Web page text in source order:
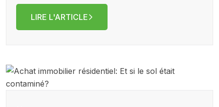
LIRE L'ARTICLE